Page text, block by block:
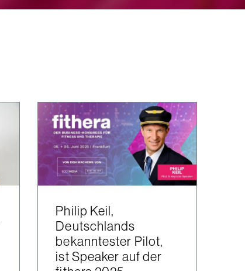
Philip Keil,
Deutschlands
bekanntester Pilot,
ist Speaker auf der